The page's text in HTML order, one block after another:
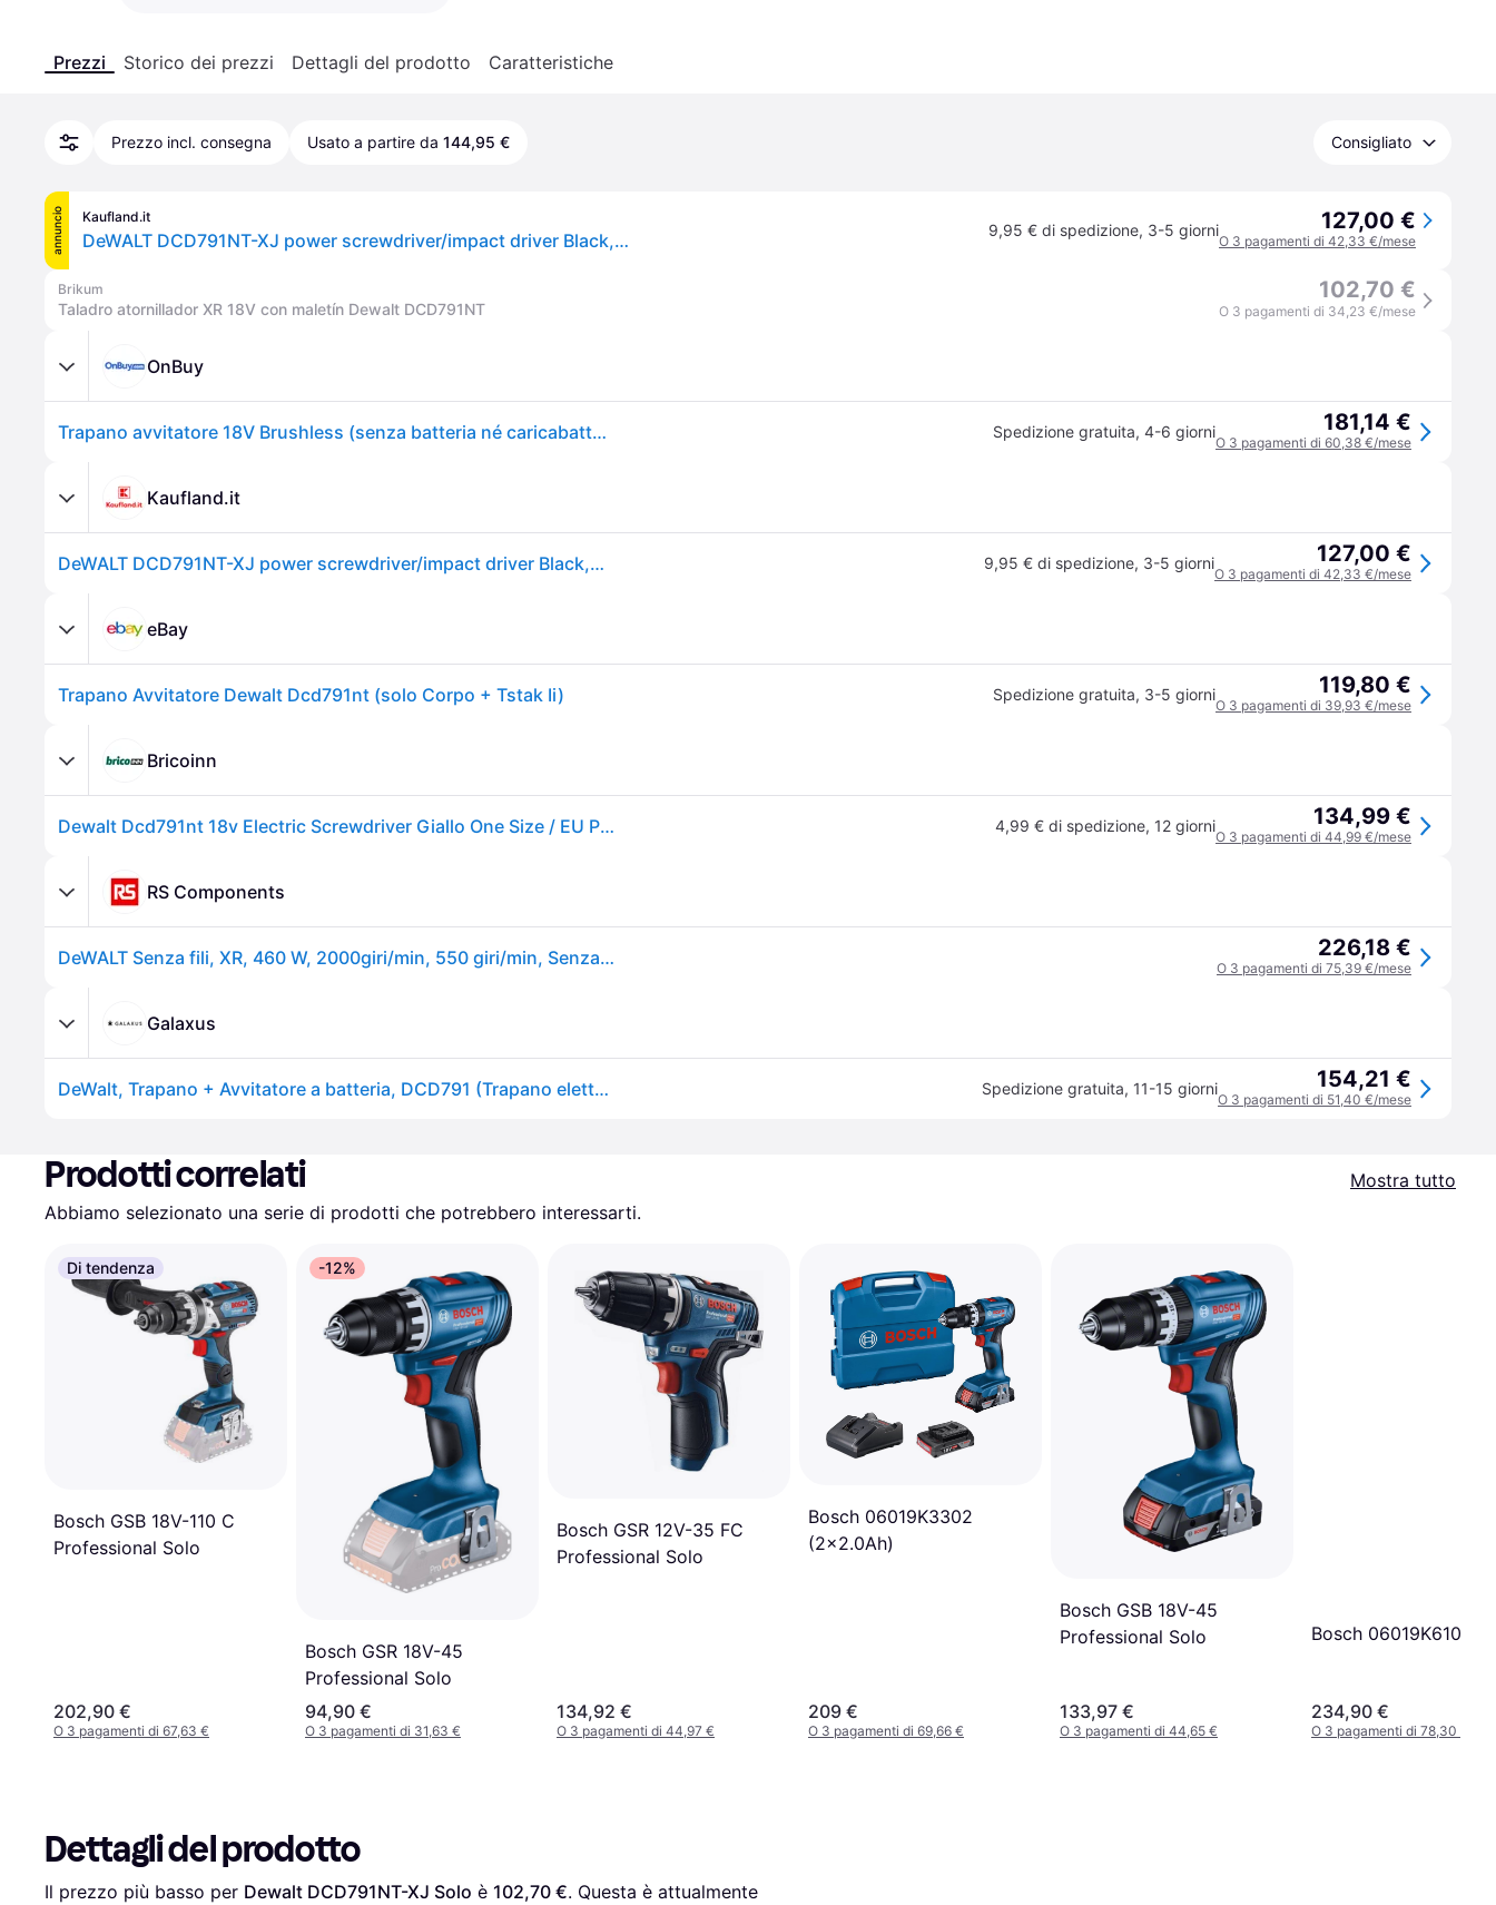
Prezzi Storico dei prezzi Dettagli del prodotto Caratteristiche
Prezzo incl. consegna Usato a partire da 144,95 € Consigliato
annuncio Kaufland.it
DeWALT DCD791NT-XJ power screwdriver/impact driver Black,Grey,Yellow 2000, 550 9,95 € di spedizione, 3-5 giorni 127,00 €
O 3 pagamenti di 42,33 €/mese
Brikum
Taladro atornillador XR 18V con maletín Dewalt DCD791NT
102,70 €
O 3 pagamenti di 34,23 €/mese
OnBuy
Trapano avvitatore 18V Brushless (senza batteria né caricabatterie) - DEWALT - DCD791NT-XJ Spedizione gratuita, 4-6 giorni 181,14 €
O 3 pagamenti di 60,38 €/mese
Kaufland.it
DeWALT DCD791NT-XJ power screwdriver/impact driver Black,Grey,Yellow 2000, 550 9,95 € di spedizione, 3-5 giorni 127,00 €
O 3 pagamenti di 42,33 €/mese
eBay
Trapano Avvitatore Dewalt Dcd791nt (solo Corpo + Tstak Ii) Spedizione gratuita, 3-5 giorni 119,80 €
O 3 pagamenti di 39,93 €/mese
Bricoinn
Dewalt Dcd791nt 18v Electric Screwdriver Giallo One Size / EU Plug 220V 4,99 € di spedizione, 12 giorni 134,99 €
O 3 pagamenti di 44,99 €/mese
RS Components
DeWALT Senza fili, XR, 460 W, 2000giri/min, 550 giri/min, Senza chiave, mandrino da 13 mm 70 Nm 226,18 €
O 3 pagamenti di 75,39 €/mese
Galaxus
DeWalt, Trapano + Avvitatore a batteria, DCD791 (Trapano elettrico) Spedizione gratuita, 11-15 giorni 154,21 €
O 3 pagamenti di 51,40 €/mese
Prodotti correlati
Mostra tutto
Abbiamo selezionato una serie di prodotti che potrebbero interessarti.
Di tendenza
Bosch GSB 18V-110 C
Professional Solo
202,90 €
O 3 pagamenti di 67,63 €
-12%
Bosch GSR 18V-45
Professional Solo
94,90 €
O 3 pagamenti di 31,63 €
Bosch GSR 12V-35 FC
Professional Solo
134,92 €
O 3 pagamenti di 44,97 €
Bosch 06019K3302
(2x2.0Ah)
209 €
O 3 pagamenti di 69,66 €
Bosch GSB 18V-45
Professional Solo
133,97 €
O 3 pagamenti di 44,65 €
Bosch 06019K6100
234,90 €
O 3 pagamenti di 78,30 €
Dettagli del prodotto
Il prezzo più basso per Dewalt DCD791NT-XJ Solo è 102,70 €. Questa è attualmente